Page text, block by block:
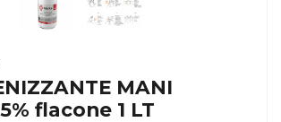
MANI
flacone 1 LT